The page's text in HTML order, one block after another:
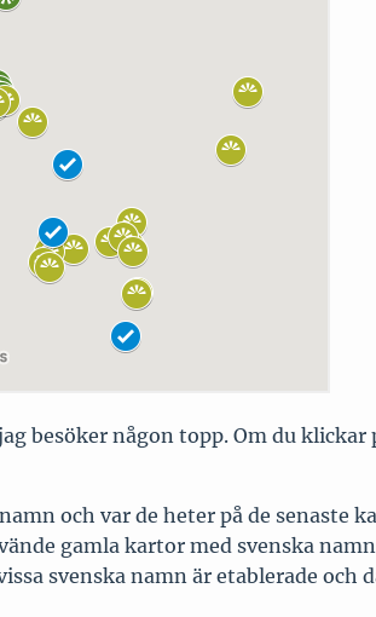
besöker någon topp. Om du
och var de heter på de senaste
gamla kartor med svenska
svenska namn är etablerade